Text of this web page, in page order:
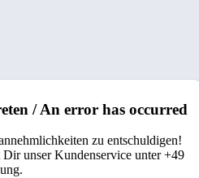
/ An error has occurred
zu entschuldigen!
unser Kundenservice unter +49